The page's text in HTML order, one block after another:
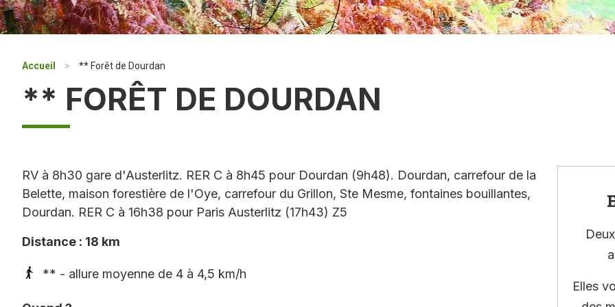
Accueil > ** Forêt de Dourdan
** FORÊT DE DOURDAN
RV à 8h30 gare d'Austerlitz. RER C à 8h45 pour Dourdan (9h48). Dourdan, carrefour de la
Belette, maison forestière de l'Oye, carrefour du Grillon, Ste Mesme, fontaines bouillantes,
Dourdan. RER C à 16h38 pour Paris Austerlitz (17h43) Z5
Distance : 18 km
** - allure moyenne de 4 à 4,5 km/h
Elles